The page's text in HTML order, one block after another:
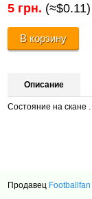
5 грн. (≈$0.11)
В корзину
Описание
Состояние на скане .
Продавец Footballfan